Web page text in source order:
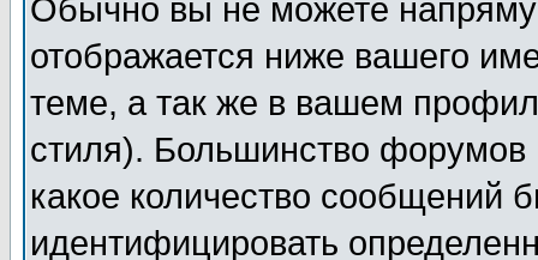
Обычно вы не можете
отображается ниже вашего
теме, а так же в вашем
стиля). Большинство форумов
какое количество сообщений
идентифицировать